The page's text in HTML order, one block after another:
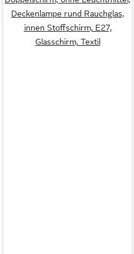
Deckenlampe rund Rauchglas,
innen Stoffschirm, E27,
Glasschirm, Textil